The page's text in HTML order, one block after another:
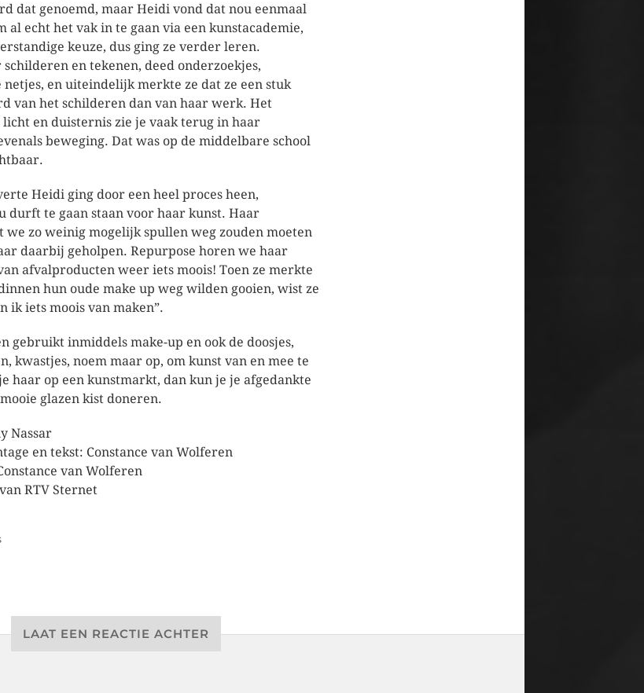
dat genoemd, maar Heidi vond dat nou eenmaal
al echt het vak in te gaan via een kunstacademie,
keuze, dus ging ze verder leren.
schilderen en tekenen, deed onderzoekjes,
netjes, en uiteindelijk merkte ze dat ze een stuk
van het schilderen dan van haar werk. Het
licht en duisternis zie je vaak terug in haar
beweging. Dat was op de middelbare school
Heidi ging door een heel proces heen,
durft te gaan staan voor haar kunst. Haar
we zo weinig mogelijk spullen weg zouden moeten
daarbij geholpen. Repurpose horen we haar
afvalproducten weer iets moois! Toen ze merkte
hun oude make up weg wilden gooien, wist ze
ik iets moois van maken”.
gebruikt inmiddels make-up en ook de doosjes,
kwastjes, noem maar op, om kunst van en mee te
haar op een kunstmarkt, dan kun je je afgedankte
glazen kist doneren.
Nassar
en tekst: Constance van Wolferen
van Wolferen
RTV Sternet
LAAT EEN REACTIE ACHTER